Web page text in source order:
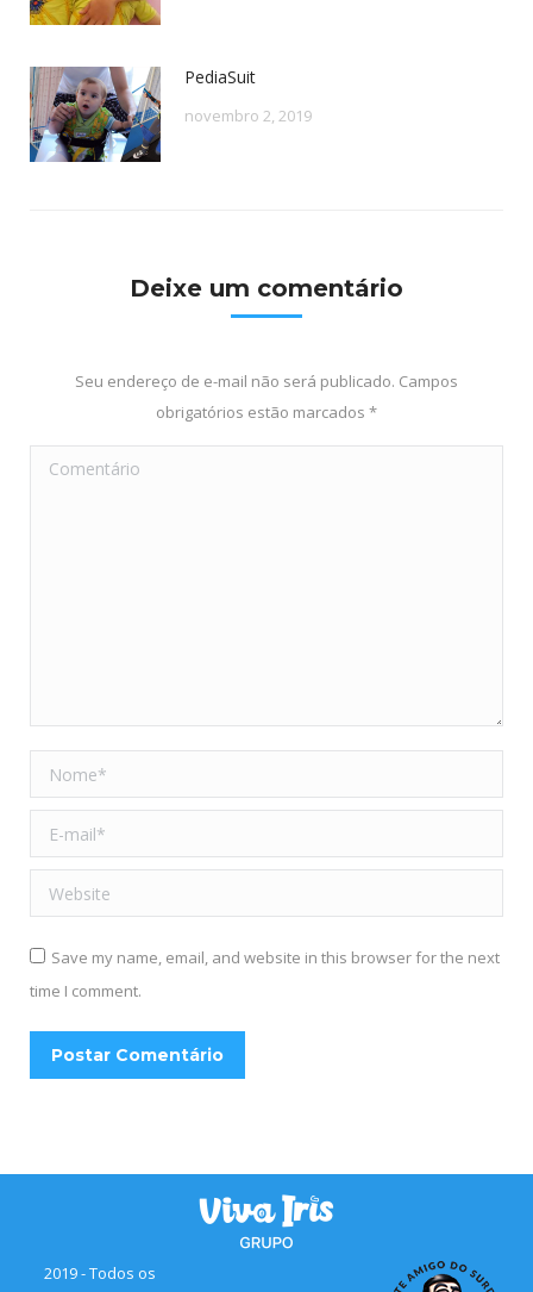
PediaSuit
novembro 2, 2019
Deixe um comentário
Seu endereço de e-mail não será publicado. Campos
obrigatórios estão marcados *
Comentário
Nome *
E-mail *
Website
Save my name, email, and website in this browser for the next
time I comment.
Postar Comentário
2019 - Todos os